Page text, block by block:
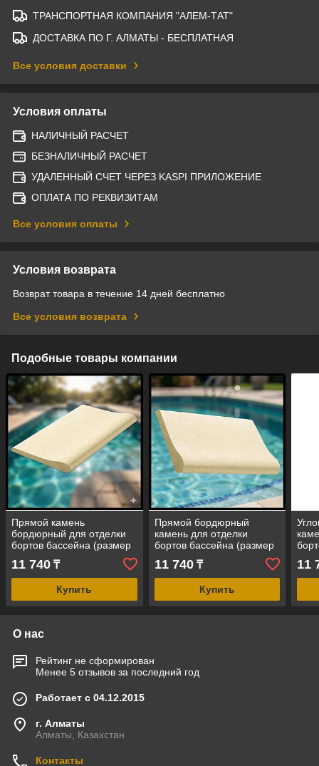
ТРАНСПОРТНАЯ КОМПАНИЯ "АЛЕМ-ТАТ"
ДОСТАВКА ПО Г. АЛМАТЫ - БЕСПЛАТНАЯ
Все условия доставки
Условия оплаты
НАЛИЧНЫЙ РАСЧЕТ
БЕЗНАЛИЧНЫЙ РАСЧЕТ
УДАЛЕННЫЙ СЧЕТ ЧЕРЕЗ KASPI ПРИЛОЖЕНИЕ
ОПЛАТА ПО РЕКВИЗИТАМ
Все условия оплаты
Условия возврата
Возврат товара в течение 14 дней бесплатно
Все условия возврата
Подобные товары компании
Прямой камень
бордюрный для отделки
бортов бассейна (размер
= 320 x 500 мм)
11 740 ₸
Купить
Прямой бордюрный
камень для отделки
бортов бассейна (размер
= 320 x 500 мм)
11 740₸
Купить
11
О нас
Рейтинг не сформирован
Менее 5 отзывов за последний год
Работает с 04.12.2015
г. Алматы
Алматы, Казахстан
Контакты